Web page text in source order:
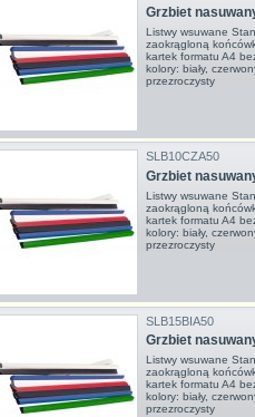
Grzbiet
Listwy wsuwane
zaokrągloną
kartek formatu A4
kolory: biały,
przezroczysty
SLB10CZA50
Grzbiet
Listwy wsuwane
zaokrągloną
kartek formatu A4
kolory: biały,
przezroczysty
SLB15BIA50
Grzbiet
Listwy wsuwane
zaokrągloną
kartek formatu A4
kolory: biały,
przezroczysty